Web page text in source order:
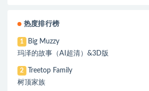
热度排行榜
1
Big Muzzy
玛泽的故事（AI超清）&3D版
2
Treetop Family
树顶家族